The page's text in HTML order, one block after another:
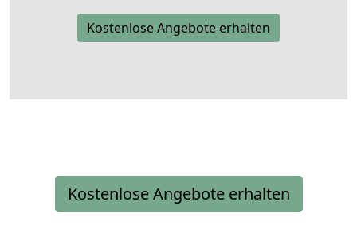
Kostenlose Angebote erhalten
Kostenlose Angebote erhalten